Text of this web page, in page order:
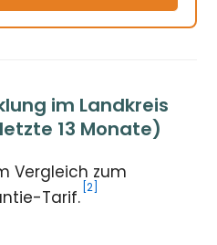
im Landkreis
13 Monate)
Vergleich zum
Tarif. [2]